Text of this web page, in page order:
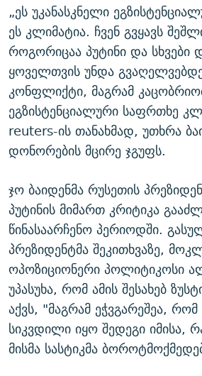
„ეს უკანასკნელი
ეს კლიმატია. ჩვენ გვყავს
როგორიცაა პუტინი და სხვები
ყოველთვის უნდა
კონფლიქტი, მაგრამ
ეგზისტენციალური საფრთხე
reuters-ის თანახმად, უთხრა
დონორების მცირე ჯგუფს.
ჯო ბაიდენმა რუსეთის
პუტინის მიმართ კრიტიკა
წინასაარჩენო პერიოდში.
პრეზიდენტმა შეკითხვაზე,
ოპოზიციონერი პოლიტიკოსი
უპასუხა, რომ ამის შესახებ
აქვს, "მაგრამ ეჭვგარეშეა,
სიკვდილი იყო შედეგი იმისა,
მისმა სასტიკმა